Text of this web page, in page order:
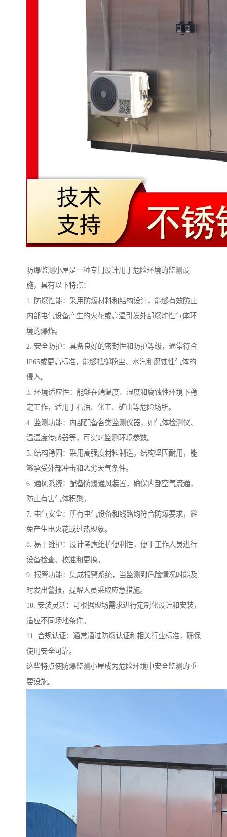
防爆监测小屋是一种专门设计用于危险环境的监测设
施，具有以下特点：
1. 防爆性能：采用防爆材料和结构设计，能够有效防止
内部电气设备产生的火花或高温引发外部爆炸性气体环
境的爆炸。
2. 安全防护：具备良好的密封性和防护等级，通常符合
IP65或更高标准，能够抵御粉尘、水汽和腐蚀性气体的
侵入。
3. 环境适应性：能够在端温度、湿度和腐蚀性环境下稳
定工作，适用于石油、化工、矿山等危险场所。
4. 监测功能：内部配备各类监测仪器，如气体检测仪、
温湿度传感器等，可实时监测环境参数。
5. 结构稳固：采用高强度材料制造，结构坚固耐用，能
够承受外部冲击和恶劣天气条件。
6. 通风系统：配备防爆通风装置，确保内部空气流通，
防止有害气体积聚。
7. 电气安全：所有电气设备和线路均符合防爆要求，避
免产生电火花或过热现象。
8. 易于维护：设计考虑维护便利性，便于工作人员进行
设备检查、校准和更换。
9. 报警功能：集成报警系统，当监测到危险情况时能及
时发出警报，提醒人员采取应急措施。
10. 安装灵活：可根据现场需求进行定制化设计和安装，
适应不同场地条件。
11. 合规认证：通常通过防爆认证和相关行业标准，确保
使用安全可靠。
这些特点使防爆监测小屋成为危险环境中安全监测的重
要设施。